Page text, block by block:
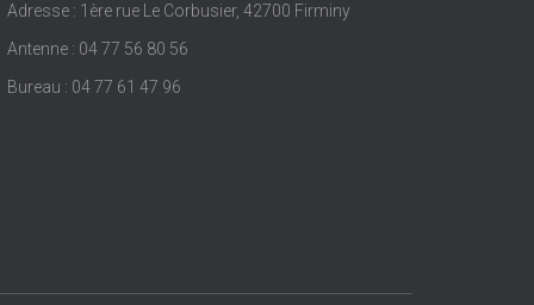
Adresse : 1ère rue Le Corbusier, 42700 Firminy
Antenne : 04 77 56 80 56
Bureau : 04 77 61 47 96